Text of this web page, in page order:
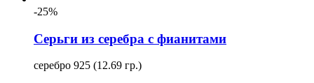
-25%
Серьги из серебра с фианитами
серебро 925 (12.69 гр.)